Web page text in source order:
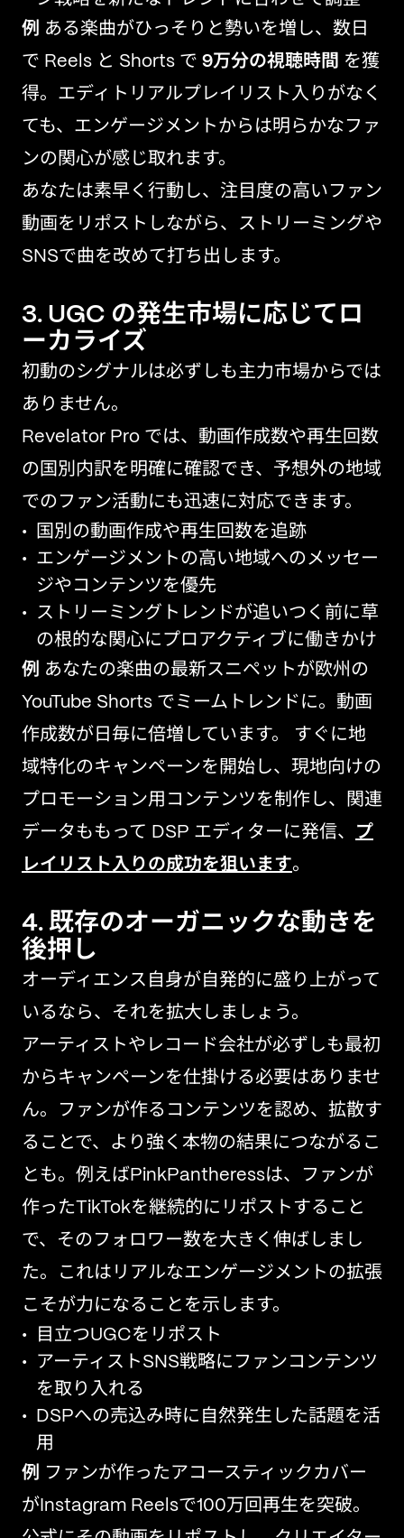
例 ある楽曲がひっそりと勢いを増し、数日
で Reels と Shorts で 9万分の視聴時間 を獲
得。エディトリアルプレイリスト入りがなく
ても、エンゲージメントからは明らかなファ
ンの関心が感じ取れます。
あなたは素早く行動し、注目度の高いファン
動画をリポストしながら、ストリーミングや
SNSで曲を改めて打ち出します。
3. UGC の発生市場に応じてロ
ーカライズ
初動のシグナルは必ずしも主力市場からでは
ありません。
Revelator Pro では、動画作成数や再生回数
の国別内訳を明確に確認でき、予想外の地域
でのファン活動にも迅速に対応できます。
国別の動画作成や再生回数を追跡
エンゲージメントの高い地域へのメッセー
ジやコンテンツを優先
ストリーミングトレンドが追いつく前に草
の根的な関心にプロアクティブに働きかけ
例 あなたの楽曲の最新スニペットが欧州の
YouTube Shorts でミームトレンドに。動画
作成数が日毎に倍増しています。 すぐに地
域特化のキャンペーンを開始し、現地向けの
プロモーション用コンテンツを制作し、関連
データももって DSP エディターに発信、
プ
レイリスト入りの成功を狙います。
4. 既存のオーガニックな動きを
後押し
オーディエンス自身が自発的に盛り上がって
いるなら、それを拡大しましょう。
アーティストやレコード会社が必ずしも最初
からキャンペーンを仕掛ける必要はありませ
ん。ファンが作るコンテンツを認め、拡散す
ることで、より強く本物の結果につながるこ
とも。例えばPinkPantheressは、ファンが
作ったTikTokを継続的にリポストすること
で、そのフォロワー数を大きく伸ばしまし
た。これはリアルなエンゲージメントの拡張
こそが力になることを示します。
目立つUGCをリポスト
アーティストSNS戦略にファンコンテンツ
を取り入れる
DSPへの売込み時に自然発生した話題を活
用
例 ファンが作ったアコースティックカバー
がInstagram Reelsで100万回再生を突破。